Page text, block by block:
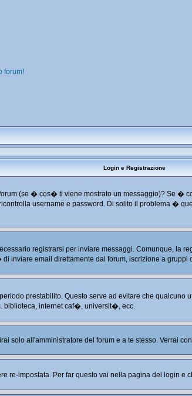
forum!
Login e Registrazione
(se � cos� ti viene mostrato un messaggio)? Se
username e password. Di solito il problema �
registrarsi per inviare messaggi. Comunque, la
inviare email direttamente dal forum, iscrizione a
prestabilito. Questo serve ad evitare che
biblioteca, internet caf�, universit�, ecc.
solo all'amministratore del forum e a te stesso. Verrai
re-impostata. Per far questo vai nella pagina del login e